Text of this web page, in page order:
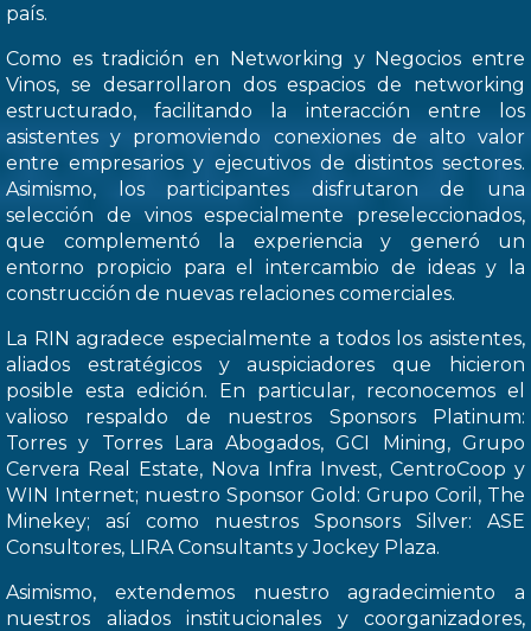
país.
Como es tradición en Networking y Negocios entre
Vinos, se desarrollaron dos espacios de networking
estructurado, facilitando la interacción entre los
asistentes y promoviendo conexiones de alto valor
entre empresarios y ejecutivos de distintos sectores.
Asimismo, los participantes disfrutaron de una
selección de vinos especialmente preseleccionados,
que complementó la experiencia y generó un
entorno propicio para el intercambio de ideas y la
construcción de nuevas relaciones comerciales.
La RIN agradece especialmente a todos los asistentes,
aliados estratégicos y auspiciadores que hicieron
posible esta edición. En particular, reconocemos el
valioso respaldo de nuestros Sponsors Platinum:
Torres y Torres Lara Abogados, GCI Mining, Grupo
Cervera Real Estate, Nova Infra Invest, CentroCoop y
WIN Internet; nuestro Sponsor Gold: Grupo Coril, The
Minekey; así como nuestros Sponsors Silver: ASE
Consultores, LIRA Consultants y Jockey Plaza.
Asimismo, extendemos nuestro agradecimiento a
nuestros aliados institucionales y coorganizadores,